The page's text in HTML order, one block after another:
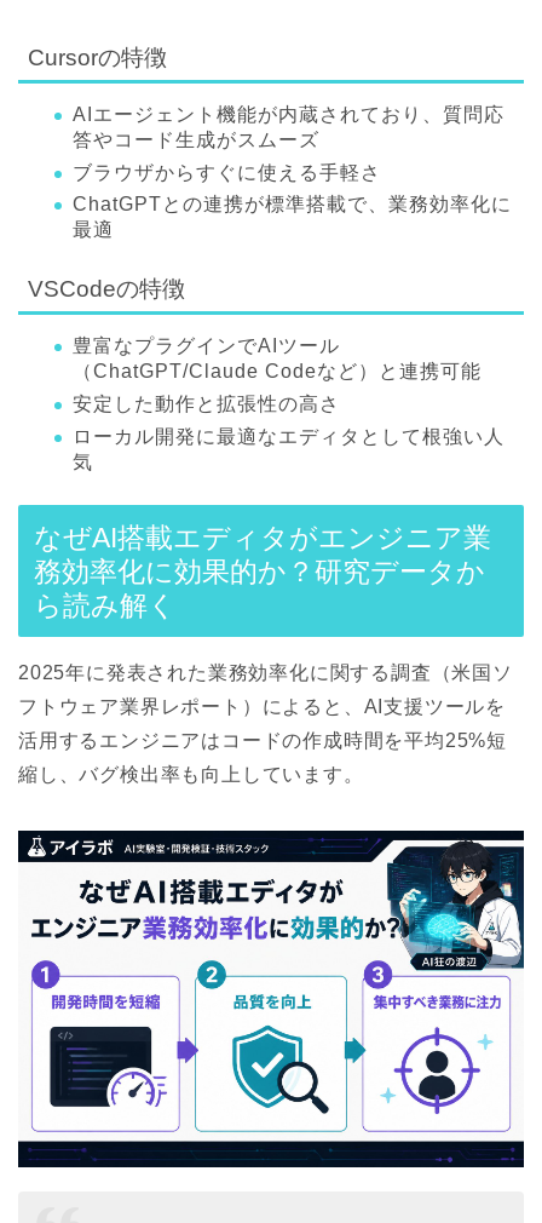
Cursorの特徴
AIエージェント機能が内蔵されており、質問応
答やコード生成がスムーズ
ブラウザからすぐに使える手軽さ
ChatGPTとの連携が標準搭載で、業務効率化に
最適
VSCodeの特徴
豊富なプラグインでAIツール
（ChatGPT/Claude Codeなど）と連携可能
安定した動作と拡張性の高さ
ローカル開発に最適なエディタとして根強い人
気
なぜAI搭載エディタがエンジニア業
務効率化に効果的か？研究データか
ら読み解く
2025年に発表された業務効率化に関する調査（米国ソ
フトウェア業界レポート）によると、AI支援ツールを
活用するエンジニアはコードの作成時間を平均25%短
縮し、バグ検出率も向上しています。